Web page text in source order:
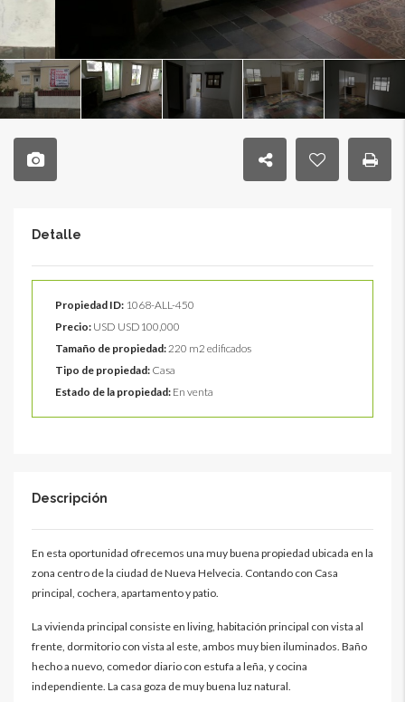
Detalle
Propiedad ID: 1068-ALL-450
Precio: USD USD100,000
Tamaño de propiedad:220 m2 edificados
Tipo de propiedad: Casa
Estado de la propiedad: En venta
Descripción
En esta oportunidad ofrecemos una muy buena propiedad ubicada en la
zona centro de la ciudad de Nueva Helvecia. Contando con Casa
principal, cochera, apartamento y patio.
La vivienda principal consiste en living, habitación principal con vista al
frente, dormitorio con vista al este, ambos muy bien iluminados. Baño
hecho a nuevo, comedor diario con estufa a leña, y cocina
independiente. La casa goza de muy buena luz natural.